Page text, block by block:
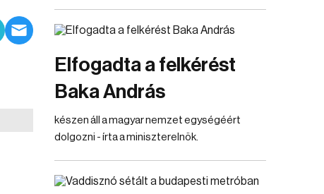
Elfogadta a felkérést
Baka András
készen áll a magyar nemzet egységéért
dolgozni - írta a miniszterelnök.